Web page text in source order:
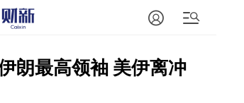
朗最高领袖 美伊离冲